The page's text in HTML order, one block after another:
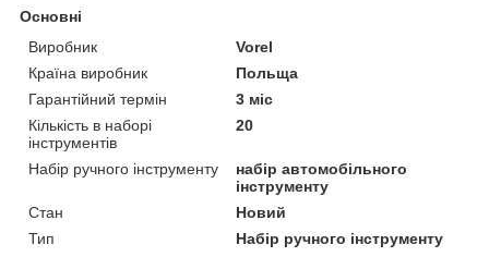
Основні
Виробник
Vorel
Країна виробник
Польща
Гарантійний термін
3 міс
Кількість в наборі
інструментів
20
Набір ручного інструменту
набір автомобільного
інструменту
Стан
Новий
Тип
Набір ручного інструменту